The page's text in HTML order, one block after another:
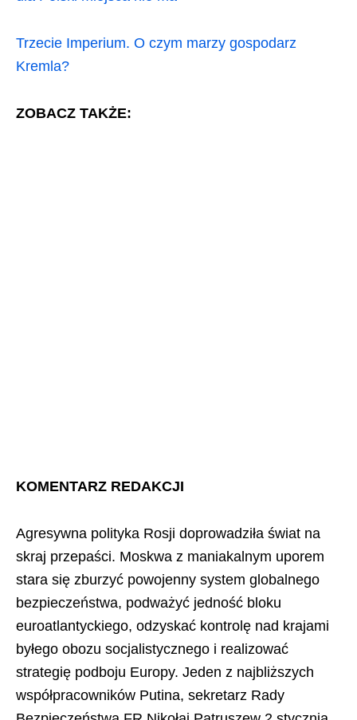
Trzecie Imperium. O czym marzy gospodarz
Kremla?
ZOBACZ TAKŻE:
KOMENTARZ REDAKCJI
Agresywna polityka Rosji doprowadziła świat na
skraj przepaści. Moskwa z maniakalnym uporem
stara się zburzyć powojenny system globalnego
bezpieczeństwa, podważyć jedność bloku
euroatlantyckiego, odzyskać kontrolę nad krajami
byłego obozu socjalistycznego i realizować
strategię podboju Europy. Jeden z najbliższych
współpracowników Putina, sekretarz Rady